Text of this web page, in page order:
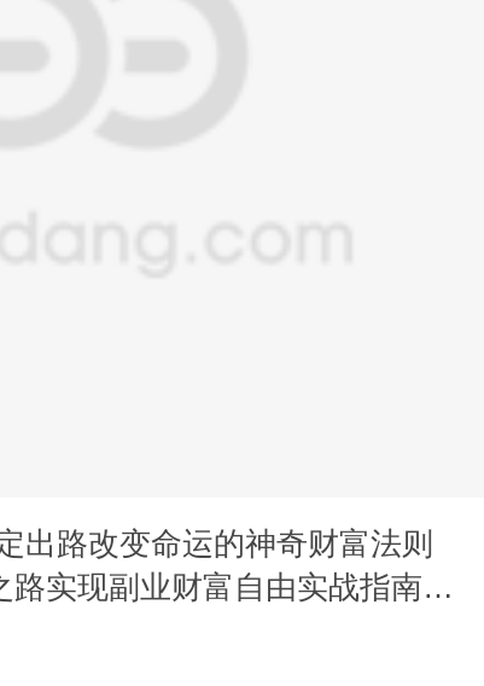
出路改变命运的神奇财富法则
路实现副业财富自由实战指南成